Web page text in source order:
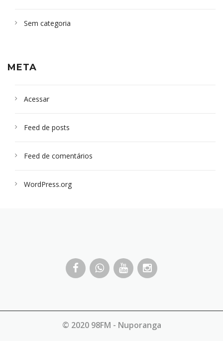
Sem categoria
META
Acessar
Feed de posts
Feed de comentários
WordPress.org
© 2020 98FM - Nuporanga